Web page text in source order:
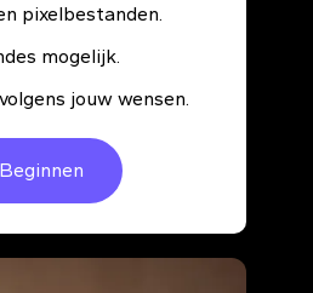
pixelbestanden.
mogelijk.
jouw wensen.
Beginnen